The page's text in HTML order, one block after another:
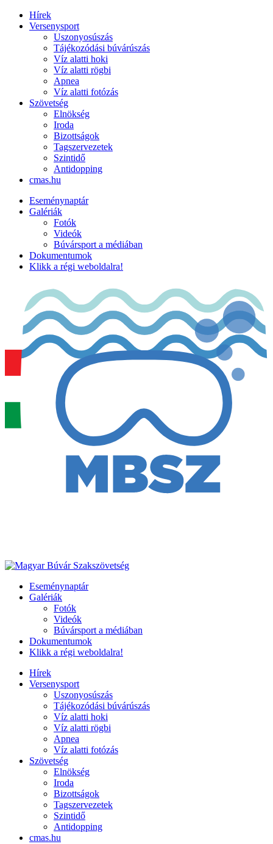
Hírek
Versenysport
Uszonyosúszás
Tájékozódási búvárúszás
Víz alatti hoki
Víz alatti rögbi
Apnea
Víz alatti fotózás
Szövetség
Elnökség
Iroda
Bizottságok
Tagszervezetek
Szintidő
Antidopping
cmas.hu
Eseménynaptár
Galériák
Fotók
Videók
Búvársport a médiában
Dokumentumok
Klikk a régi weboldalra!
Eseménynaptár
Galériák
Fotók
Videók
Búvársport a médiában
Dokumentumok
Klikk a régi weboldalra!
Hírek
Versenysport
Uszonyosúszás
Tájékozódási búvárúszás
Víz alatti hoki
Víz alatti rögbi
Apnea
Víz alatti fotózás
Szövetség
Elnökség
Iroda
Bizottságok
Tagszervezetek
Szintidő
Antidopping
cmas.hu